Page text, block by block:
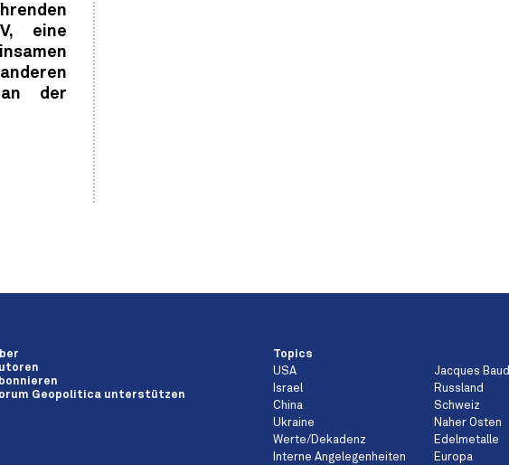
eine
der
Geopolitica unterstützen
Topics
USA
Jacques Baud
Israel
Russland
China
Schweiz
Ukraine
Naher Osten
Werte/Dekadenz
Edelmetalle
Interne Angelegenheiten
Europa